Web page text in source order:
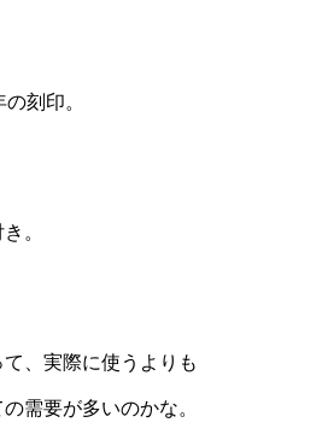
刻印。
。
、実際に使うよりも
需要が多いのかな。